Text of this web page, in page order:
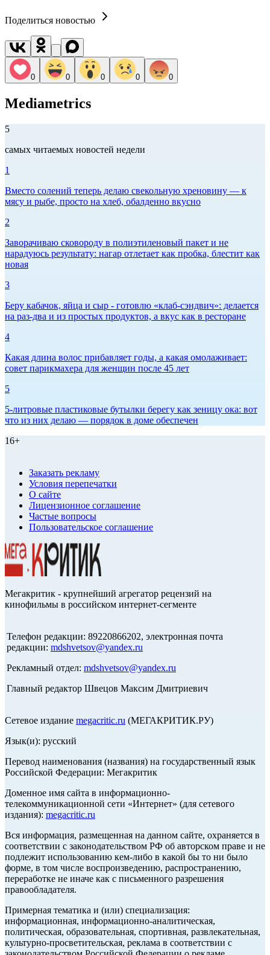
Поделиться новостью
0 0 0 0 0
Mediametrics
5
самых читаемых новостей недели
1
Вместо солений теперь делаю свекольную хреновину — к
мясу и рыбе, просто на хлеб, обалденно вкусно
2
Заворачиваю сковороду в полиэтиленовый пакет и не
нарадуюсь результату: нагар отлетает как пробка, блестит как
новая
3
Беру кабачок, яйца и сыр - готовлю «клаб-сэндвич»: делается
на раз-два и из простых продуктов, а вкус как в ресторане
4
Какая длина волос прибавляет годы, а какая омолаживает:
совет парикмахера для женщин после 45 лет
5
5-литровые пластиковые бутылки берегу как зеницу ока: вот
что из них делаю — порядок в доме обеспечен
16+
Заказать рекламу
Условия перепечатки
О сайте
Лицензионное соглашение
Частые вопросы
Пользовательское соглашение
Мегакритик - крупнейший агрегатор рецензий на
кинофильмы в российском интернет-сегменте
Телефон редакции: 89220866202, электронная почта
редакции: mdshvetsov@yandex.ru
Рекламный отдел: mdshvetsov@yandex.ru
Главный редактор Швецов Максим Дмитриевич
Сетевое издание megacritic.ru (МЕГАКРИТИК.РУ)
Язык(и): русский
Перевод наименования (названия) на государственный язык
Российской Федерации: Мегакритик
Доменное имя сайта в информационно-
телекоммуникационной сети «Интернет» (для сетевого
издания): megacritic.ru
Вся информация, размещенная на данном сайте, охраняется в
соответствии с законодательством РФ об авторском праве и не
подлежит использованию кем-либо в какой бы то ни было
форме, в том числе воспроизведению, распространению,
переработке не иначе как с письменного разрешения
правообладателя.
Примерная тематика и (или) специализация:
информационная, информационно-аналитическая,
политическая, образовательная, спортивная, развлекательная,
культурно-просветительская, реклама в соответствии с